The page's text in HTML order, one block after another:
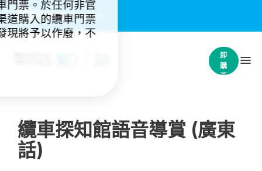
重要通知：(4)
立
即
購
票
門票。於任何非官
道購入的纜車門票
現將予以作廢，不
纜車探知館語音導賞 (廣東
話)